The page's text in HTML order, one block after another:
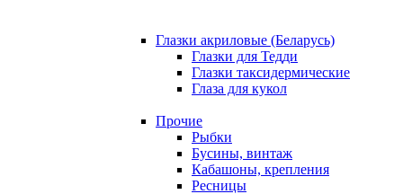
Глазки акриловые (Беларусь)
Глазки для Тедди
Глазки таксидермические
Глаза для кукол
Прочие
Рыбки
Бусины, винтаж
Кабашоны, крепления
Ресницы